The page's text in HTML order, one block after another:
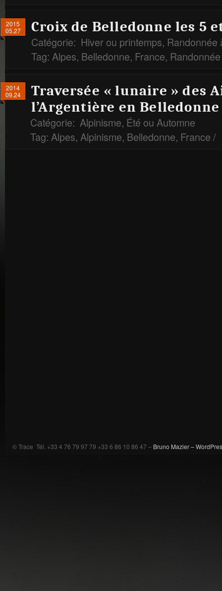
2015
05.27
Croix de Belledonne les 5
Catégorie: Hiver ou printemps, Randonnée
Tag: Alpes, Belledonne, France,
2014
09.24
Traversée « lunaire » des
l’Argentière en Belledonne
Catégorie: Alpinisme, Été ou Automne
Tag: Alpes, Alpinisme, Belledonne, France /
© Trace Tél. +33 4 76 79 97 79 +33 6 86 10 86 47 – Bruno Mazier –